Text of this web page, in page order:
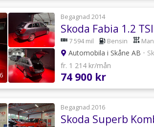
6
Begagnad 2014
7 594 mil Bensin
Automobila i Skåne AB •
fr. 1 214 kr/mån
74 900 kr
Begagnad 2016